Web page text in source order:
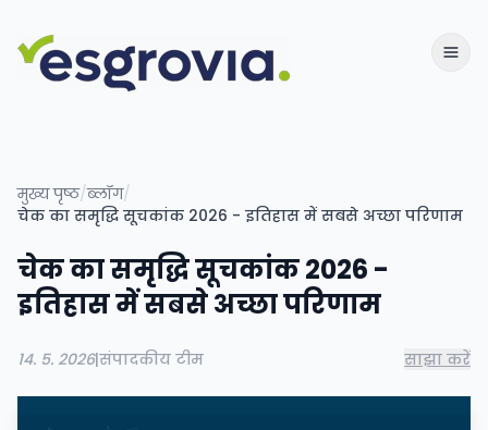
मुख्य पृष्ठ/ब्लॉग/
चेक का समृद्धि सूचकांक 2026 - इतिहास में सबसे अच्छा परिणाम
चेक का समृद्धि सूचकांक 2026 -
इतिहास में सबसे अच्छा परिणाम
14. 5. 2026|संपादकीय टीम साझा करें